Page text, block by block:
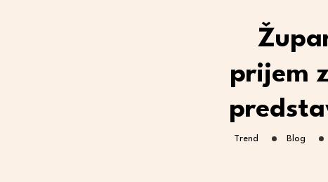
prijem
Trend Blog